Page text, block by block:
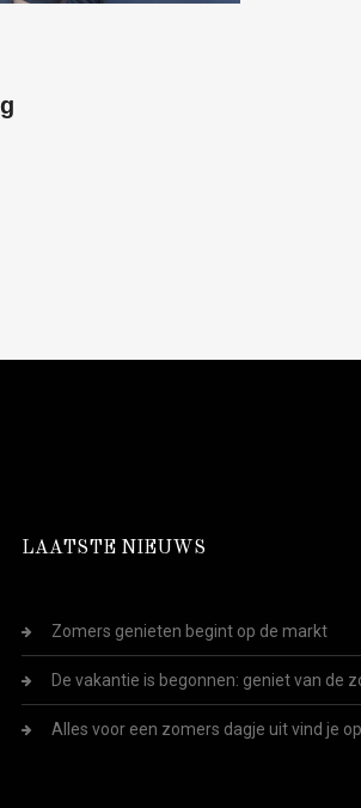
LAATSTE NIEUWS
Zomers genieten begint op de markt
De vakantie is begonnen: geniet van de
Alles voor een zomers dagje uit vind je